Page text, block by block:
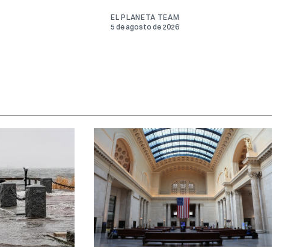
EL PLANETA TEAM
5 de agosto de 2026